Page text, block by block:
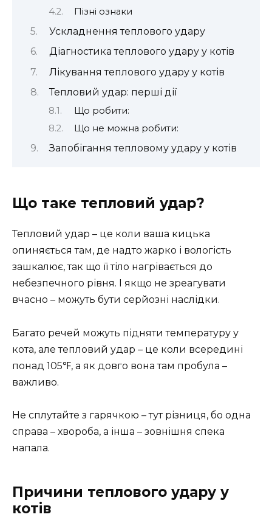
Пізні ознаки
Ускладнення теплового удару
Діагностика теплового удару у котів
Лікування теплового удару у котів
Тепловий удар: перші дії
Що робити:
Що не можна робити:
Запобігання тепловому удару у котів
Що таке тепловий удар?
Тепловий удар – це коли ваша кицька
опиняється там, де надто жарко і вологість
зашкалює, так що її тіло нагрівається до
небезпечного рівня. І якщо не зреагувати
вчасно – можуть бути серйозні наслідки.
Багато речей можуть підняти температуру у
кота, але тепловий удар – це коли всередині
понад 105℉, а як довго вона там пробула –
важливо.
Не сплутайте з гарячкою – тут різниця, бо одна
справа – хвороба, а інша – зовнішня спека
напала.
Причини теплового удару у
котів